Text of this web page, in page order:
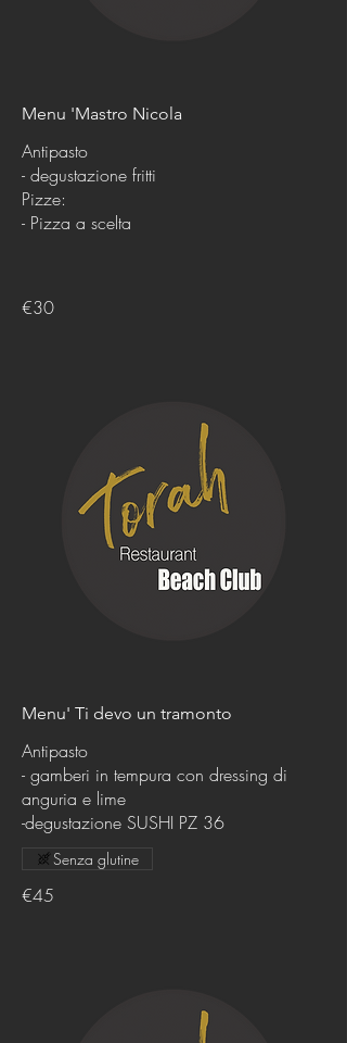
Menu 'Mastro Nicola
Antipasto
- degustazione fritti
Pizze:
- Pizza a scelta
€30
Menu' Ti devo un tramonto
Antipasto
- gamberi in tempura con dressing di
anguria e lime
€45
Senza glutine